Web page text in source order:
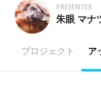
PRESENTER
朱眼 マナ
プロジェクト ア